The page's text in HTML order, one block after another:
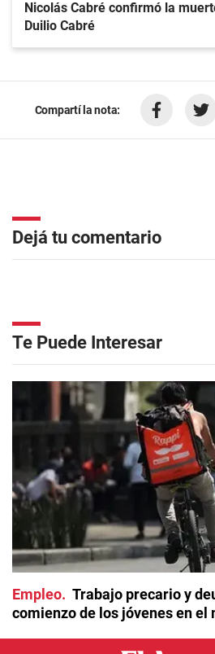
Nicolás Cabré confirmó la
Duilio Cabré
Compartí la nota:
Dejá tu comentario
Te Puede Interesar
Empleo
Trabajo precario y
comienzo de los jóvenes en el